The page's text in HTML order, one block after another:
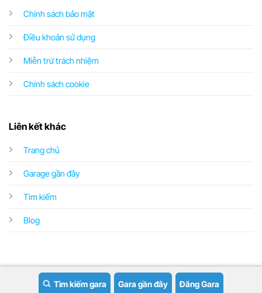
Chính sách bảo mật
Điều khoản sử dụng
Miễn trừ trách nhiệm
Chính sách cookie
Liên kết khác
Trang chủ
Garage gần đây
Tìm kiếm
Blog
Copyright 2026 ©Garageoto.vn
Tìm kiếm gara Gara gần đây Đăng Gara